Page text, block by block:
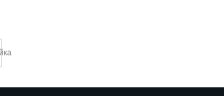
Вс. выходной